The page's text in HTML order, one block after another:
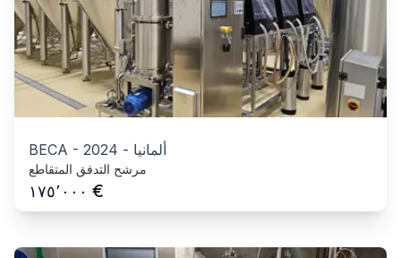
BECA - 2024 - ألمانيا
مرشح التدفق المتقاطع
١٧٥٬٠٠٠ €